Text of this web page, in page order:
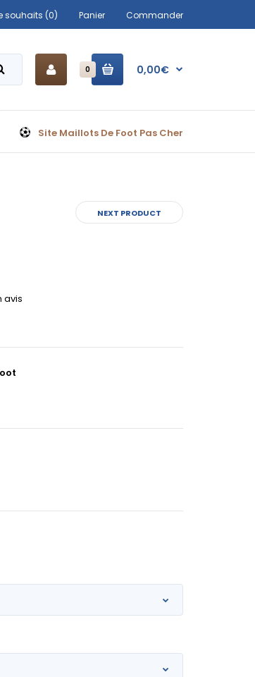
souhaits (0) Panier Commander
0 0,00€
Site Maillots De Foot Pas Cher
NEXT PRODUCT
avis